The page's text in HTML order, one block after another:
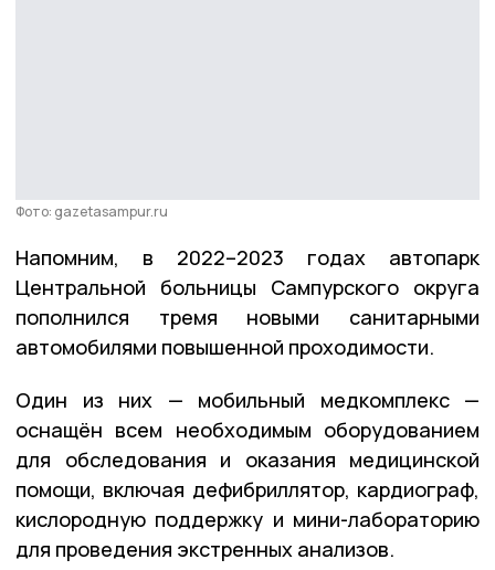
Фото: gazetasampur.ru
Напомним, в 2022–2023 годах автопарк
Центральной больницы Сампурского округа
пополнился тремя новыми санитарными
автомобилями повышенной проходимости.
Один из них — мобильный медкомплекс —
оснащён всем необходимым оборудованием
для обследования и оказания медицинской
помощи, включая дефибриллятор, кардиограф,
кислородную поддержку и мини-лабораторию
для проведения экстренных анализов.